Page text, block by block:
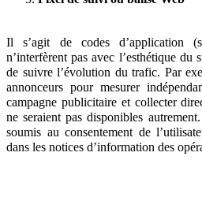
Il s’agit de codes d’application
n’interfèrent pas avec l’esthétique du
de suivre l’évolution du trafic. Par
annonceurs pour mesurer
campagne publicitaire et collecter
ne seraient pas disponibles
soumis au consentement de
dans les notices d’information des